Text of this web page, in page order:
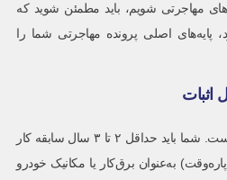
مهاجرتی شویم، باید مطمئن شوید که
پایه‌های اصلی پرونده مهاجرتی شما را
مهم‌ترین دارایی شما، تجربه‌تان است. شما باید حداقل ۲ تا ۳ سال سابقه کار
به‌عنوان برق‌کار یا مکانیک خودرو